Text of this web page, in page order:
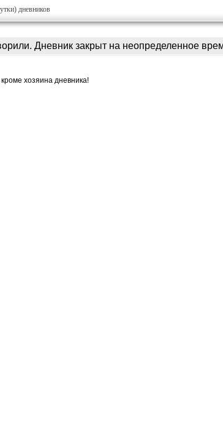
дневников
Дневник закрыт на неопределенное
хозяина дневника!